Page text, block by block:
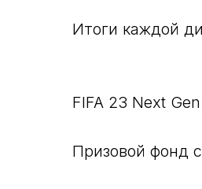
Итоги каждой
FIFA 23 Next
Призовой фонд